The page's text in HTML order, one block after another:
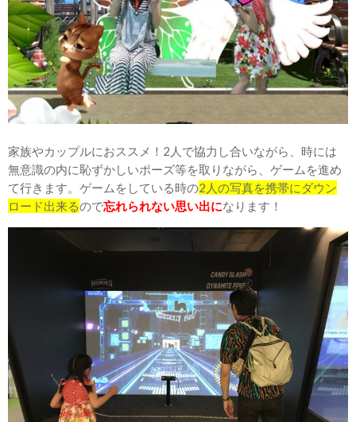
家族やカップルにおススメ！2人で協力し合いながら、時には
無意識の内に恥ずかしいポーズ等を取りながら、ゲームを進め
て行きます。ゲームをしている時の2人の写真を携帯にダウン
ロード出来るので忘れられない思い出になります！